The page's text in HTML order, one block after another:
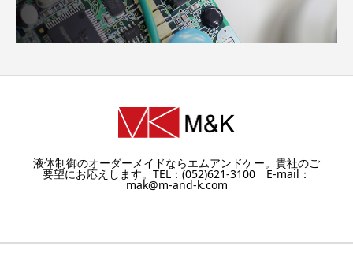
液体制御のオーダーメイドならエムアンドケー。貴社のご
要望にお応えします。TEL：(052)621-3100 E-mail：
mak@m-and-k.com